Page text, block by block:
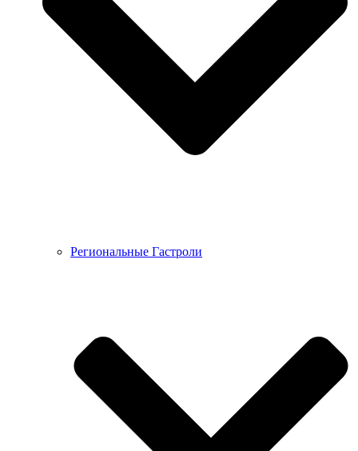
Региональные Гастроли